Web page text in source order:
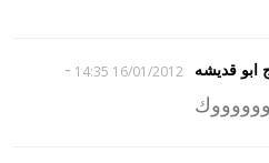
ابو قديشه 16/01/2012 14:35
-